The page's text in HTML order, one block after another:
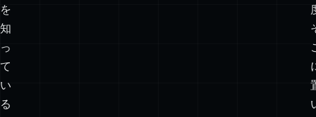
下
が
る
瞬
間
を